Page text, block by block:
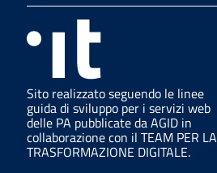
Sito realizzato seguendo le linee
guida di sviluppo per i servizi web
delle PA pubblicate da AGID in
collaborazione con il TEAM PER LA
TRASFORMAZIONE DIGITALE.